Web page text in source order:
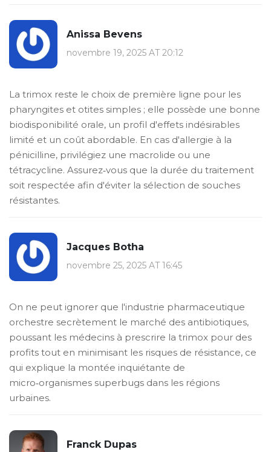
Anissa Bevens
novembre 19, 2025 AT 20:12
La trimox reste le choix de première ligne pour les
pharyngites et otites simples ; elle possède une bonne
biodisponibilité orale, un profil d'effets indésirables
limité et un coût abordable. En cas d'allergie à la
pénicilline, privilégiez une macrolide ou une
tétracycline. Assurez‑vous que la durée du traitement
soit respectée afin d'éviter la sélection de souches
résistantes.
Jacques Botha
novembre 25, 2025 AT 16:45
On ne peut ignorer que l'industrie pharmaceutique
orchestre secrètement le marché des antibiotiques,
poussant les médecins à prescrire la trimox pour des
profits tout en minimisant les risques de résistance, ce
qui explique la montée inquiétante de
micro‑organismes superbugs dans les régions
urbaines.
Franck Dupas